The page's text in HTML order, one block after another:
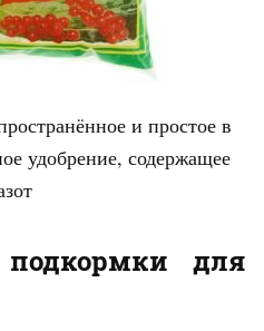
и простое в
удобрение, содержащее
подкормки для